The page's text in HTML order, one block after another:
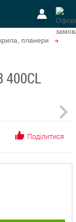
планери
400CL
Поділитися